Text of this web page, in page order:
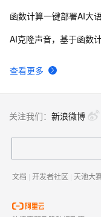
查看更多
函数计算一键部署AI大
AI克隆声音，基于函数
关注我们： 新浪微博
文档 | 开发者社区 | 天池大